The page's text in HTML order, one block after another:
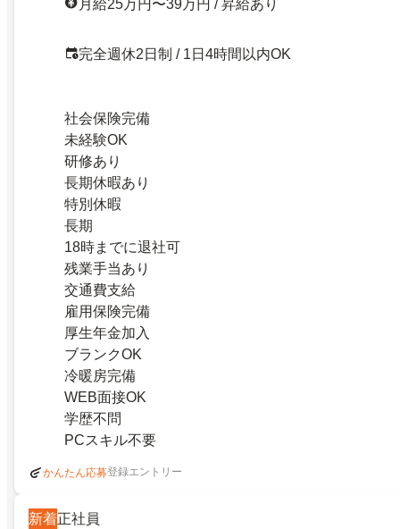
月給25万円〜39万円 / 昇給あり
完全週休2日制 / 1日4時間以内OK
社会保険完備
未経験OK
研修あり
長期休暇あり
特別休暇
長期
18時までに退社可
残業手当あり
交通費支給
雇用保険完備
厚生年金加入
ブランクOK
冷暖房完備
WEB面接OK
学歴不問
PCスキル不要
かんたん応募登録エントリー
新着正社員